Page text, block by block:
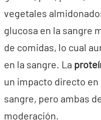
vegetales
glucosa en la sangre
de comidas, lo cual
en la sangre. La
un impacto directo en
sangre, pero ambas
moderación.